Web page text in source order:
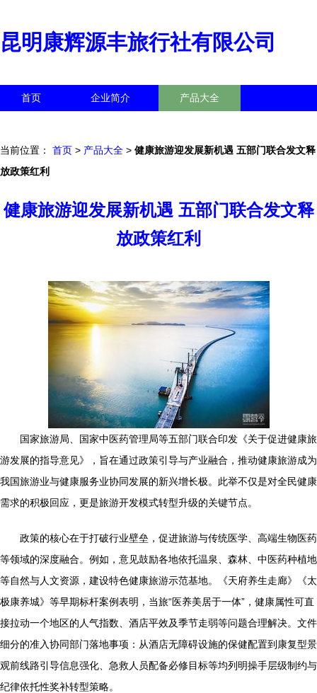
昆明康辉源丰旅行社有限公司
首页 企业简介 产品大全
当前位置： 首页 > 产品大全 > 健康旅游迎发展新机遇 五部门联合发文释
放政策红利
健康旅游迎发展新机遇 五部门联合发文释
放政策红利
国家旅游局、国家中医药管理局等五部门联合印发《关于促进健康旅
游发展的指导意见》，旨在通过政策引导与产业融合，推动健康旅游成为
我国旅游业与健康服务业协同发展的新兴增长极。此举不仅是对全民健康
需求的积极回应，更是旅游开发模式转型升级的关键节点。
政策的核心在于打破行业壁垒，促进旅游与传统医学、高端生物医药
等领域的深度融合。例如，意见鼓励各地依托温泉、森林、中医药种植地
等自然与人文资源，建设特色健康旅游示范基地。《天府养生走廊》《太
极康养城》等早期标杆案例表明，当旅“医养美居于一体”，健康属性可直
接拉动一个地区的人气指数、酒店平效及季节走弱等问题合理解决。文件
细分的准入协同部门落地事项：从酒店无障碍设施的保健配置到康复型景
观前线路引导信息强化、急救人员配备必修目标等均列明操手层级制约与
纪律依托性奖补转型策略。